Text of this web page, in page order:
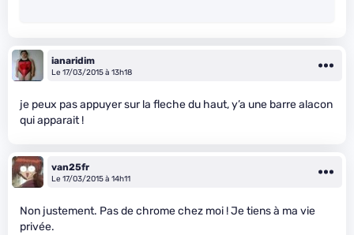
ianaridim
Le 17/03/2015 à 13h18
je peux pas appuyer sur la fleche du haut, y’a une barre alacon
qui apparait !
van25fr
Le 17/03/2015 à 14h11
Non justement. Pas de chrome chez moi ! Je tiens à ma vie
privée.